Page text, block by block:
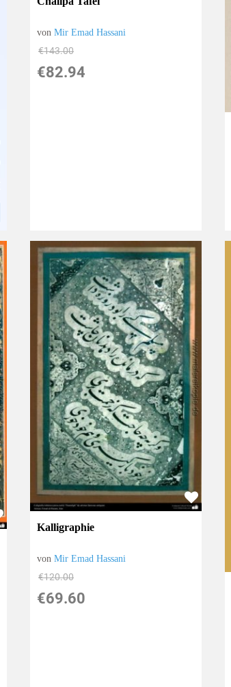
vonMir Emad Hassani
€143.00
€82.94
Kalligraphie
vonMir Emad Hassani
€120.00
€69.60